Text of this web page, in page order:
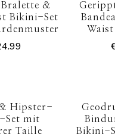
&
Bikini-Set
Hipster-
Set mit
Taille
Bikini-